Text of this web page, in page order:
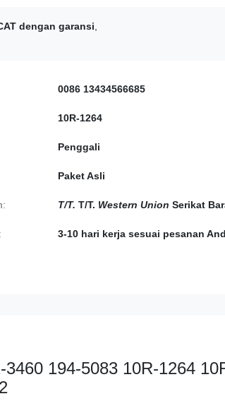
dengan garansi
0086 13434566685
10R-1264
Penggali
Paket Asli
T/T. T/T. Western Union Serikat
3-10 hari kerja sesuai pesanan
194-5083 10R-1264